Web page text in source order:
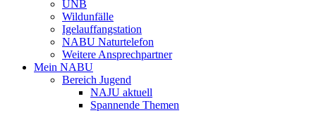
UNB
Wildunfälle
Igelauffangstation
NABU Naturtelefon
Weitere Ansprechpartner
Mein NABU
Bereich Jugend
NAJU aktuell
Spannende Themen